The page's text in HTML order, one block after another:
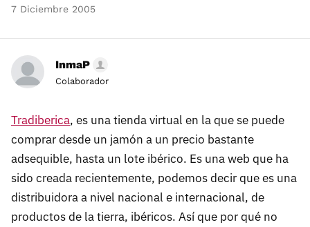
7 Diciembre 2005
InmaP
Colaborador
Tradiberica, es una tienda virtual en la que se puede
comprar desde un jamón a un precio bastante
adsequible, hasta un lote ibérico. Es una web que ha
sido creada recientemente, podemos decir que es una
distribuidora a nivel nacional e internacional, de
productos de la tierra, ibéricos. Así que por qué no